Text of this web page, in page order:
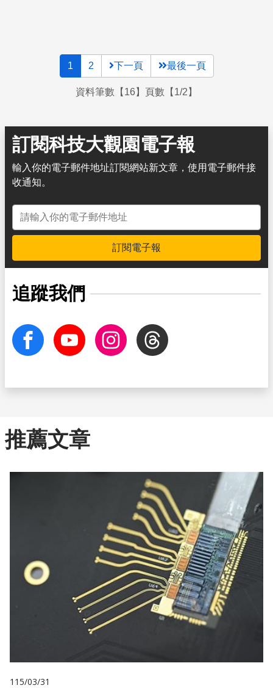
1 2 下一頁 最後一頁
資料筆數【16】頁數【1/2】
訂閱科技大觀園電子報
輸入你的電子郵件地址訂閱網站新文章，使用電子郵件接
收通知。
電子郵件地址
訂閱電子報
追蹤我們
facebook Youtube InstagramThreads
推薦文章
115/03/31